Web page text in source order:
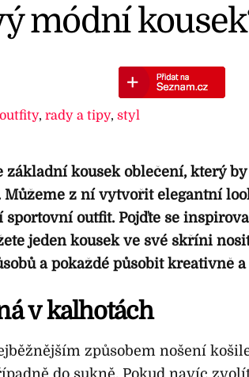
módní
outfity, rady a tipy, styl
základní kousek oblečení, který
Můžeme z ní vytvořit elegantní
sportovní outfit. Pojďte se
jeden kousek ve své skříni
a pokaždé působit kreativně
v kalhotách
způsobem nošení
do sukně. Pokud navíc